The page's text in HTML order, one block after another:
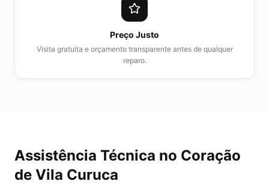
Preço Justo
Visita gratuita e orçamento transparente antes de qualquer
reparo.
Assistência Técnica no Coração
de Vila Curuca